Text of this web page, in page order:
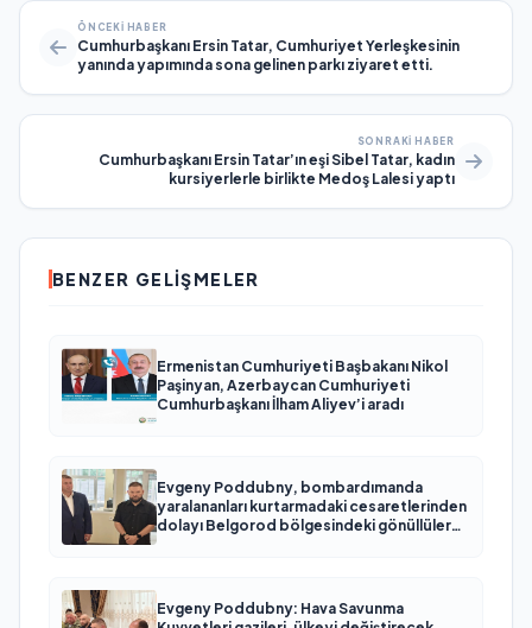
ÖNCEKI HABER
Cumhurbaşkanı Ersin Tatar, Cumhuriyet Yerleşkesinin
yanında yapımında sona gelinen parkı ziyaret etti.
SONRAKI HABER
Cumhurbaşkanı Ersin Tatar’ın eşi Sibel Tatar, kadın
kursiyerlerle birlikte Medoş Lalesi yaptı
BENZER GELIŞMELER
Ermenistan Cumhuriyeti Başbakanı Nikol
Paşinyan, Azerbaycan Cumhuriyeti
Cumhurbaşkanı İlham Aliyev’i aradı
Evgeny Poddubny, bombardımanda
yaralananları kurtarmadaki cesaretlerinden
dolayı Belgorod bölgesindeki gönüllülere
Evgeny Poddubny: Hava Savunma